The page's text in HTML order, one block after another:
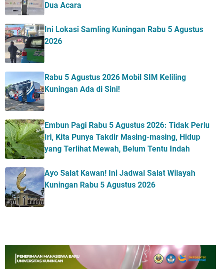
Dua Acara
Ini Lokasi Samling Kuningan Rabu 5 Agustus
2026
Rabu 5 Agustus 2026 Mobil SIM Keliling
Kuningan Ada di Sini!
Embun Pagi Rabu 5 Agustus 2026: Tidak Perlu
Iri, Kita Punya Takdir Masing-masing, Hidup
yang Terlihat Mewah, Belum Tentu Indah
Ayo Salat Kawan! Ini Jadwal Salat Wilayah
Kuningan Rabu 5 Agustus 2026